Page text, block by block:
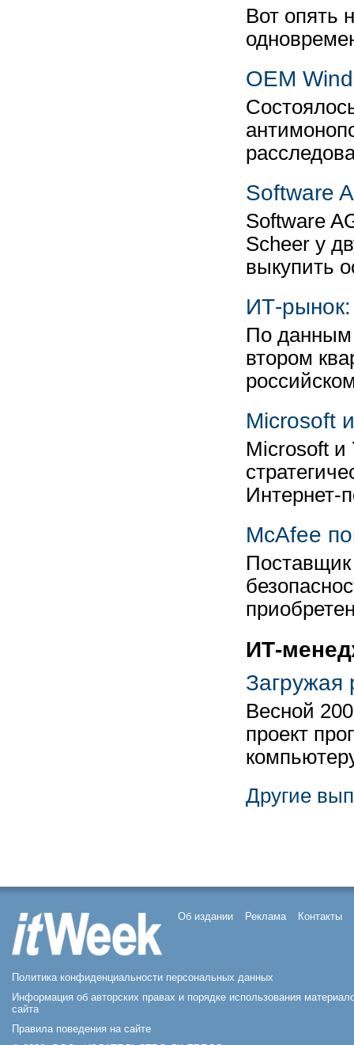
Вот опять
OEM
Software
Software
Scheer у
выкупить
ИТ-рынок:
По данным
втором
Microsoft
Microsoft и
Интернет-
McAfee
ИТ-
Загружая
Весной
проект
Другие
Об издании Реклама Контакты
Политика конфиденциальности персональных данных
Информация об авторских правах и порядке использования
сайта
Правила поведения на сайте